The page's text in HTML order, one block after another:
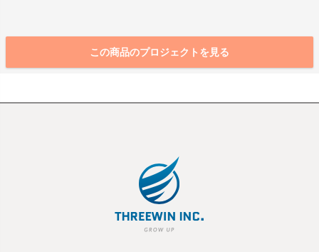
この商品のプロジェクトを見る